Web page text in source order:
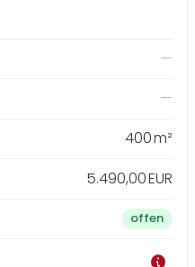
400 m²
5.490,00 EUR
offen